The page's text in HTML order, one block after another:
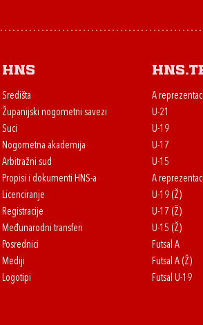
HNS
Središta
Županijski nogometni savezi
Suci
Nogometna akademija
Arbitražni sud
Propisi i dokumenti HNS-a
Licenciranje
Registracije
Međunarodni transferi
Posrednici
Mediji
Logotipi
A
U-21
U-19
U-17
U-15
A
U-19 (Ž)
U-17 (Ž)
U-15 (Ž)
Futsal A
Futsal A (Ž)
Futsal U-19